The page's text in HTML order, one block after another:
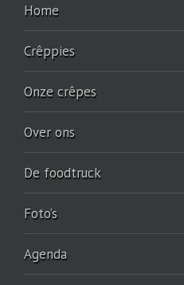
Home
Crêppies
Onze crêpes
Over ons
De foodtruck
Foto’s
Agenda